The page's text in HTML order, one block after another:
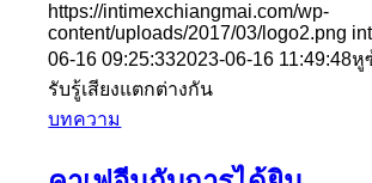
https://intimexchiangmai.com/wp-
content/uploads/2017/03/logo2.png
06-16 09:25:332023-06-16 11:49:48หู
รับรู้เสียงแตกต่างกัน
บทความ